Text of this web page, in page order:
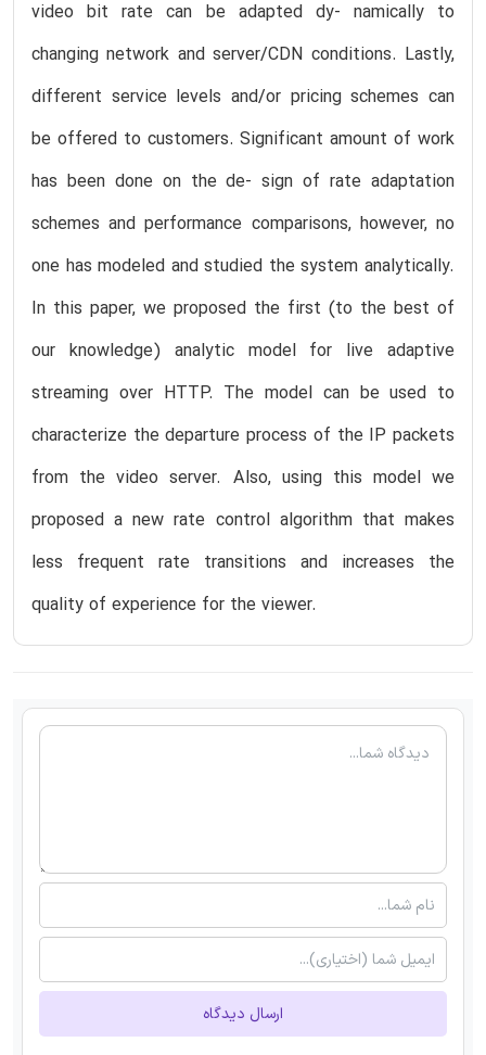
video bit rate can be adapted dy- namically to
changing network and server/CDN conditions. Lastly,
different service levels and/or pricing schemes can
be offered to customers. Significant amount of work
has been done on the de- sign of rate adaptation
schemes and performance comparisons, however, no
one has modeled and studied the system analytically.
In this paper, we proposed the first (to the best of
our knowledge) analytic model for live adaptive
streaming over HTTP. The model can be used to
characterize the departure process of the IP packets
from the video server. Also, using this model we
proposed a new rate control algorithm that makes
less frequent rate transitions and increases the
quality of experience for the viewer.
ارسال دیدگاه